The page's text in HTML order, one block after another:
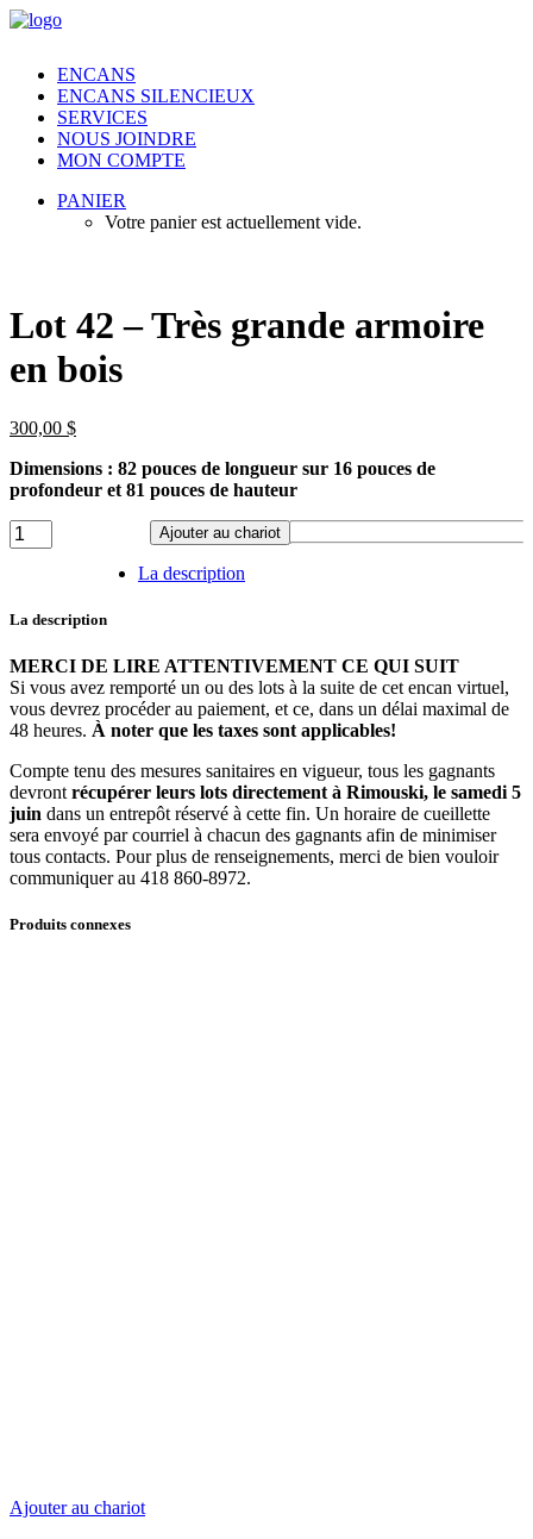
ENCANS
ENCANS SILENCIEUX
SERVICES
NOUS JOINDRE
MON COMPTE
PANIER
Votre panier est actuellement vide.
Lot 42 – Très grande armoire
en bois
300,00 $
Dimensions : 82 pouces de longueur sur 16 pouces de
profondeur et 81 pouces de hauteur
Lot
42
grande
en
bois
quantité
Ajouter au chariot
La description
La description
MERCI DE LIRE ATTENTIVEMENT CE QUI SUIT
Si vous avez remporté un ou des lots à la suite de cet encan virtuel,
vous devrez procéder au paiement, et ce, dans un délai maximal de
48 heures. À noter que les taxes sont applicables!
Compte tenu des mesures sanitaires en vigueur, tous les gagnants
devront récupérer leurs lots directement à Rimouski, le samedi 5
juin dans un entrepôt réservé à cette fin. Un horaire de cueillette
sera envoyé par courriel à chacun des gagnants afin de minimiser
tous contacts. Pour plus de renseignements, merci de bien vouloir
communiquer au 418 860-8972.
Produits connexes
Ajouter au chariot